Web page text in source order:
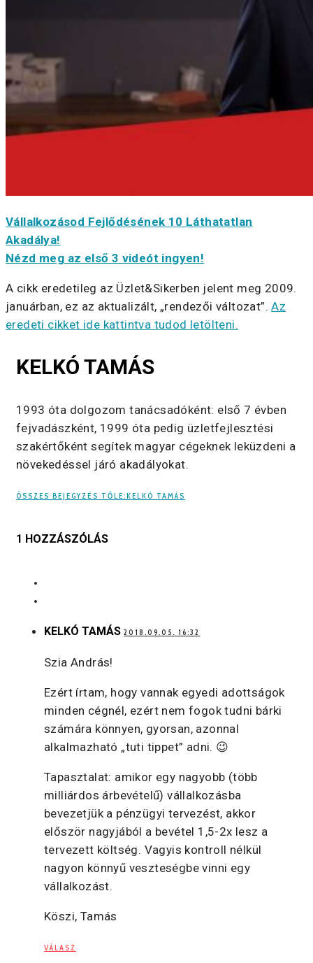
Vállalkozásod Fejlődésének 10 Láthatatlan
Akadálya!
Nézd meg az első 3 videót ingyen!
A cikk eredetileg az Üzlet&Sikerben jelent meg 2009.
januárban, ez az aktualizált, „rendezői változat”.Az
eredeti cikket ide kattintva tudod letölteni.
KELKÓ TAMÁS
1993 óta dolgozom tanácsadóként: első 7 évben
fejvadászként, 1999 óta pedig üzletfejlesztési
szakértőként segítek magyar cégeknek leküzdeni a
növekedéssel járó akadályokat.
ÖSSZES BEJEGYZÉS TŐLE:KELKÓ TAMÁS
1 HOZZÁSZÓLÁS
KELKÓ TAMÁS 2018.09.05. 16:32
Szia András!
Ezért írtam, hogy vannak egyedi adottságok
minden cégnél, ezért nem fogok tudni bárki
számára könnyen, gyorsan, azonnal
alkalmazható „tuti tippet” adni. 😉
Tapasztalat: amikor egy nagyobb (több
milliárdos árbevételű) vállalkozásba
bevezetjük a pénzügyi tervezést, akkor
először nagyjából a bevétel 1,5-2x lesz a
tervezett költség. Vagyis kontroll nélkül
nagyon könnyű veszteségbe vinni egy
vállalkozást.
Köszi, Tamás
VÁLASZ